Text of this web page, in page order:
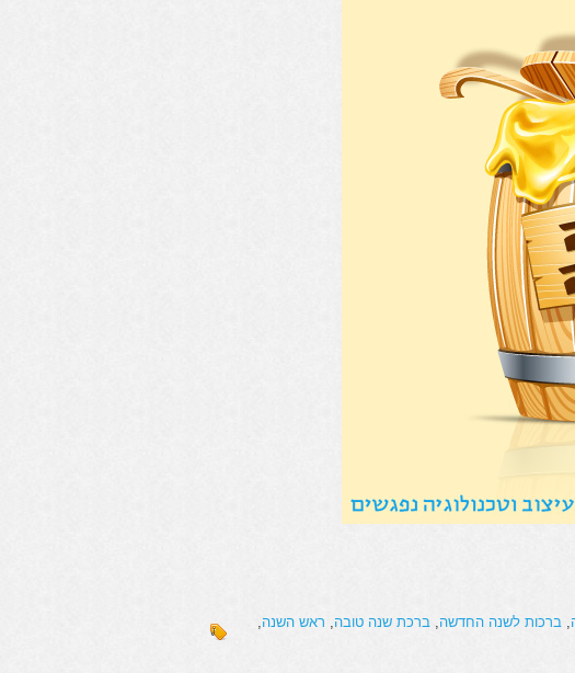
, ברכות לשנה החדשה, ברכת שנה טובה, ראש השנה,